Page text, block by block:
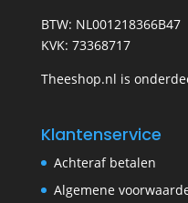
BTW: NL001218366B47
KVK: 73368717
Theeshop.nl is
Klantenservice
Achteraf betalen
Algemene